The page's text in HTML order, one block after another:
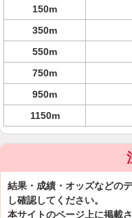
150m
350m
550m
750m
950m
1150m
結果・成績・オッズなどの
し確認してください。
本サイトのページ上に掲載